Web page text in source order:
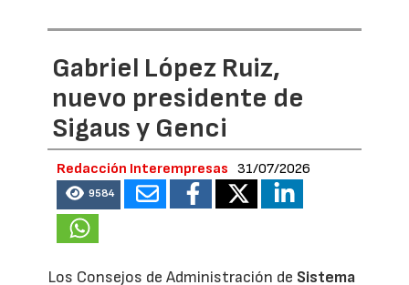
Gabriel López Ruiz,
nuevo presidente de
Sigaus y Genci
Redacción Interempresas 31/07/2026
9584
Los Consejos de Administración de Sistema